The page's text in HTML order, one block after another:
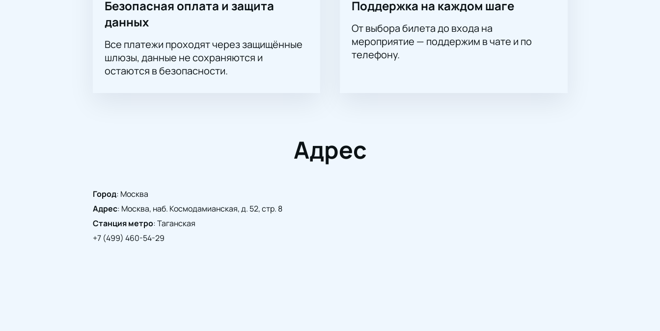
Безопасная оплата и защита
данных
Все платежи проходят через защищённые
шлюзы, данные не сохраняются и
остаются в безопасности.
Поддержка на каждом шаге
От выбора билета до входа на
мероприятие — поддержим в чате и по
телефону.
Адрес
Город: Москва
Адрес: Москва, наб. Космодамианская, д. 52, стр. 8
Станция метро:Таганская
+7 (499) 460-54-29